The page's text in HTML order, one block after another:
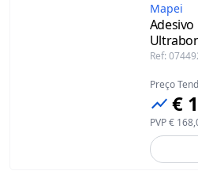
Mapei
Ref:
Preço
€
PVP€